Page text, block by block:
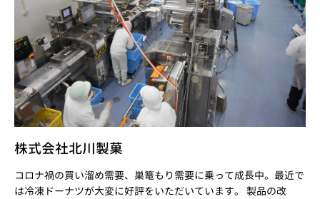
株式会社北川製菓
コロナ禍の買い溜め需要、巣篭もり需要に乗って成長中。最近で
は冷凍ドーナツが大変に好評をいただいています。 製品の改